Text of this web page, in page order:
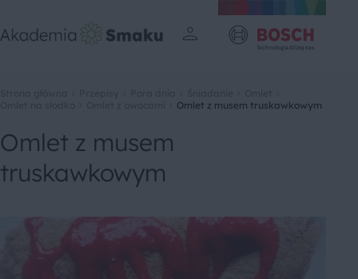
Omlet z musem truskawkowym
Omlet z musem
truskawkowym